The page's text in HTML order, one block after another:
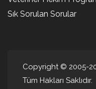
Sık Sorulan Sorular
Copyright © 2005-
Tüm Hakları Saklıdır.